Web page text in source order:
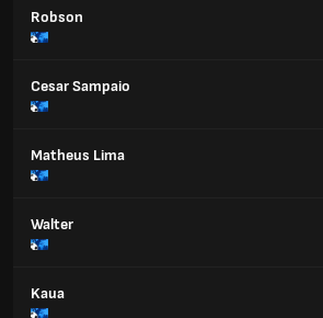
Robson
Cesar Sampaio
Matheus Lima
Walter
Kaua